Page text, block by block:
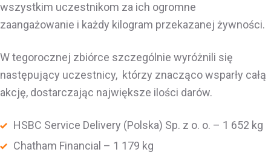
wszystkim uczestnikom za ich ogromne
zaangażowanie i każdy kilogram przekazanej żywności.
W tegorocznej zbiórce szczególnie wyróżnili się
następujący uczestnicy, którzy znacząco wsparły całą
akcję, dostarczając największe ilości darów.
HSBC Service Delivery (Polska) Sp. z o. o. – 1 652 kg
Chatham Financial – 1 179 kg